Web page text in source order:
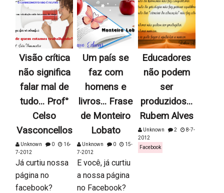
Visão crítica
não significa
falar mal de
tudo... Prof°
Celso
Vasconcellos
Unknown 0
16-
7-2012
Já curtiu nossa
página no
facebook?
Um país se
faz com
homens e
livros... Frase
de Monteiro
Lobato
Unknown 0
15-
7-2012
E você, já curtiu
a nossa página
no Facebook?
Educadores
não podem
ser
produzidos...
Rubem Alves
Unknown 2
8-7-
2012
Facebook